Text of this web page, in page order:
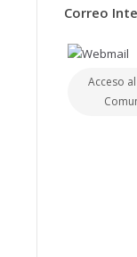
Correo
Acceso